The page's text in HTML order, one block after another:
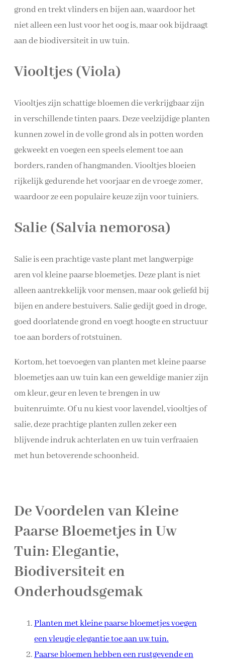
grond en trekt vlinders en bijen aan, waardoor het
niet alleen een lust voor het oog is, maar ook bijdraagt
aan de biodiversiteit in uw tuin.
Viooltjes (Viola)
Viooltjes zijn schattige bloemen die verkrijgbaar zijn
in verschillende tinten paars. Deze veelzijdige planten
kunnen zowel in de volle grond als in potten worden
gekweekt en voegen een speels element toe aan
borders, randen of hangmanden. Viooltjes bloeien
rijkelijk gedurende het voorjaar en de vroege zomer,
waardoor ze een populaire keuze zijn voor tuiniers.
Salie (Salvia nemorosa)
Salie is een prachtige vaste plant met langwerpige
aren vol kleine paarse bloemetjes. Deze plant is niet
alleen aantrekkelijk voor mensen, maar ook geliefd bij
bijen en andere bestuivers. Salie gedijt goed in droge,
goed doorlatende grond en voegt hoogte en structuur
toe aan borders of rotstuinen.
Kortom, het toevoegen van planten met kleine paarse
bloemetjes aan uw tuin kan een geweldige manier zijn
om kleur, geur en leven te brengen in uw
buitenruimte. Of u nu kiest voor lavendel, viooltjes of
salie, deze prachtige planten zullen zeker een
blijvende indruk achterlaten en uw tuin verfraaien
met hun betoverende schoonheid.
De Voordelen van Kleine
Paarse Bloemetjes in Uw
Tuin: Elegantie,
Biodiversiteit en
Onderhoudsgemak
Planten met kleine paarse bloemetjes voegen
een vleugje elegantie toe aan uw tuin.
Paarse bloemen hebben een rustgevende en